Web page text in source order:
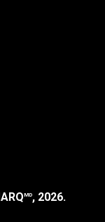
MD, 2026.